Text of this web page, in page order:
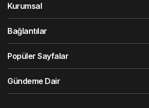
Kurumsal
Bağlantılar
Popüler Sayfalar
Gündeme Dair